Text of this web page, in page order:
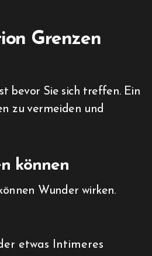
Grenzen
bevor Sie sich treffen. Ein
zu vermeiden und
können
Wunder wirken.
etwas Intimeres